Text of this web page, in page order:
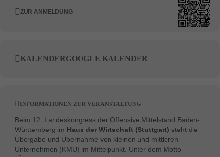
ZUR ANMELDUNG
KALENDERGOOGLE KALENDER
INFORMATIONEN ZUR VERANSTALTUNG
Beim 12. Landeskongress der Offensive Mittelstand Baden-
Württemberg im Haus der Wirtschaft (Stuttgart) steht die
Übergabe und Übernahme von kleinen und mittleren
Unternehmen (KMU) im Mittelpunkt. Unter dem Motto